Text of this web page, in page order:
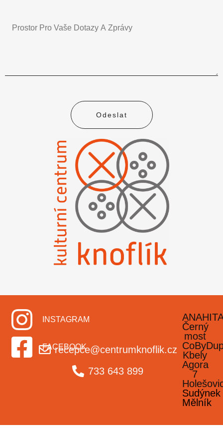
Odeslat
INSTAGRAM
FACEBOOK
recepce@centrumknoflik.cz
733 643 899
Černý
most
Kbely
Agora
7
Sudýnek
Mělník